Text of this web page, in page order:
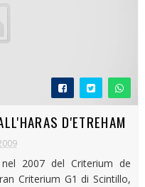
D'ETREHAM
2007 del Criterium de
Criterium G1 di Scintillo,